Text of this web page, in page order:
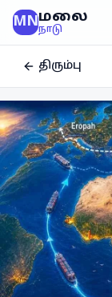
MNமலை
நாடு
திரும்பு